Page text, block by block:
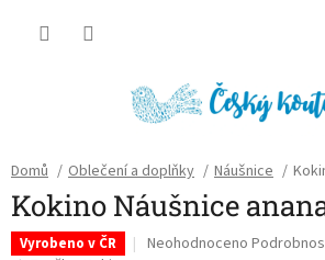
Domů / Oblečení a doplňky / Náušnice /
Kokino Náušnice
Vyrobeno v ČR
Průměrné
Neohodnoceno